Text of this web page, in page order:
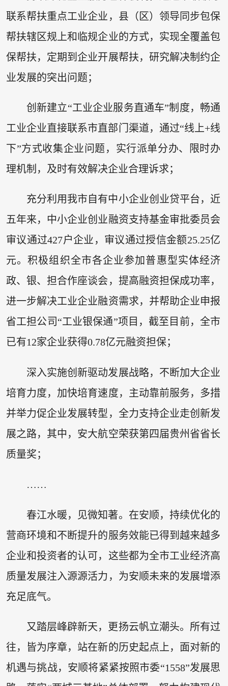
联系帮扶重点工业企业，县（区）领导同步包保
帮扶辖区规上和临规企业的方式，实现全覆盖包
保帮扶，定期到企业开展帮扶，研究解决制约企
业发展的突出问题；
创新建立“工业企业服务直通车”制度，畅通
工业企业直接联系市直部门渠道，通过“线上+线
下”方式收集企业问题，实行派单分办、限时办
理机制，及时有效解决企业合理诉求；
充分利用我市自有中小企业创业贷平台，近
五年来，中小企业创业融资支持基金审批委员会
审议通过427户企业，审议通过授信金额25.25亿
元。积极组织全市各企业参加普惠型实体经济
政、银、担合作座谈会，提高融资担保成功率，
进一步解决工业企业融资需求，并帮助企业申报
省工担公司“工业银保通”项目，截至目前，全市
已有12家企业获得0.78亿元融资担保；
深入实施创新驱动发展战略，不断加大企业
培育力度，加快培育速度，主动靠前服务，多措
并举力促企业发展转型，全力支持企业走创新发
展之路，其中，安大航空荣获第四届贵州省省长
质量奖；
……
春江水暖，见微知著。在安顺，持续优化的
营商环境和不断提升的服务效能已得到越来越多
企业和投资者的认可，这些都为全市工业经济高
质量发展注入源源活力，为安顺未来的发展增添
充足底气。
又踏层峰辟新天，更扬云帆立潮头。所有过
往，皆为序章，站在新的历史起点上，面对新的
机遇与挑战，安顺将紧紧按照市委“1558”发展思